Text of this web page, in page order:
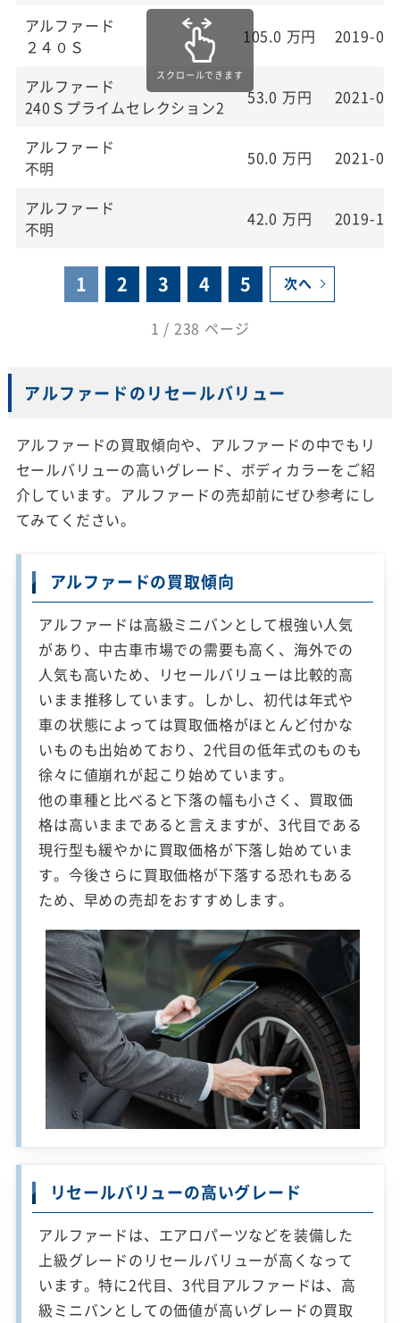
アルファード
２４０Ｓ
105.0 万円 2019-
アルファード
240Ｓプライムセレクション2
53.0 万円 2021-
アルファード
不明
50.0 万円 2021-
アルファード
不明
42.0 万円 2019-
1 2 3 4 5 次へ
1 / 238 ページ
アルファードのリセールバリュー
アルファードの買取傾向や、アルファードの中でもリ
セールバリューの高いグレード、ボディカラーをご紹
介しています。アルファードの売却前にぜひ参考にし
てみてください。
アルファードの買取傾向
アルファードは高級ミニバンとして根強い人気
があり、中古車市場での需要も高く、海外での
人気も高いため、リセールバリューは比較的高
いまま推移しています。しかし、初代は年式や
車の状態によっては買取価格がほとんど付かな
いものも出始めており、2代目の低年式のものも
徐々に値崩れが起こり始めています。
他の車種と比べると下落の幅も小さく、買取価
格は高いままであると言えますが、3代目である
現行型も緩やかに買取価格が下落し始めていま
す。今後さらに買取価格が下落する恐れもある
ため、早めの売却をおすすめします。
リセールバリューの高いグレード
アルファードは、エアロパーツなどを装備した
上級グレードのリセールバリューが高くなって
います。特に2代目、3代目アルファードは、高
級ミニバンとしての価値が高いグレードの買取